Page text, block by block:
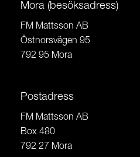
Mora (besöksadress)
FM Mattsson AB
Östnorsvägen 95
792 95 Mora
Postadress
FM Mattsson AB
Box 480
792 27 Mora